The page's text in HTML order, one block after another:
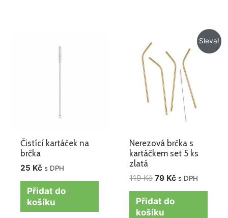
Čistící kartáček na
brčka
25 Kč s DPH
Přidat do
košíku
Sleva!
Nerezová brčka s
kartáčkem set 5 ks
zlatá
119Kč
byla:
119 Kč.
79 Kč
Aktuální
cena
je:
79 Kč.
s DPH
Přidat do
košíku